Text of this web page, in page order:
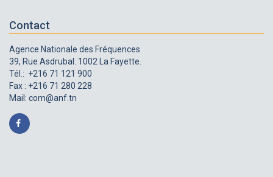
Contact
Agence Nationale des Fréquences
39, Rue Asdrubal. 1002 La Fayette.
Tél.: +216 71 121 900
Fax : +216 71 280 228
Mail: com@anf.tn